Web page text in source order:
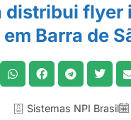
distribui
em Barra de
Sistemas NPI Brasil